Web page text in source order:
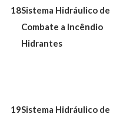
18Sistema Hidráulico de
Combate a Incêndio
Hidrantes
19Sistema Hidráulico de